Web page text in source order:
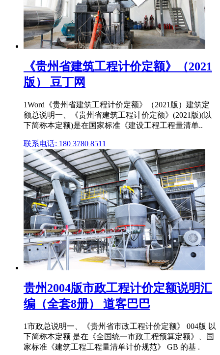
《贵州省建筑工程计价定额》（2021
版） 豆丁网
1Word《贵州省建筑工程计价定额》（2021版）建筑定
额总说明一、《贵州省建筑工程计价定额》(2021版)(以
下简称本定额)是在国家标准《建设工程工程量清单..
联系电话: 180 3780 8511
贵州2004版市政工程计价定额说明汇
编（全套8册） 道客巴巴
1市政总说明一、《贵州省市政工程计价定额》 004版 以
下简称本定额 是在《全国统一市政工程预算定额》、国
家标准《建筑工程工程量清单计价规范》 GB 的基 .